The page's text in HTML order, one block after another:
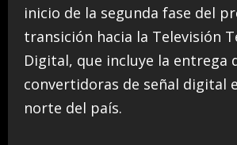
inicio de la segunda fase del
transición hacia la Televisión
Digital, que incluye la entrega
convertidoras de señal digital
norte del país.